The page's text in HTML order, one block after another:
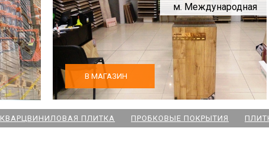
м. Международная
В МАГАЗИН
КВАРЦВИНИЛОВАЯ ПЛИТКА ПРОБКОВЫЕ ПОКРЫТИЯ